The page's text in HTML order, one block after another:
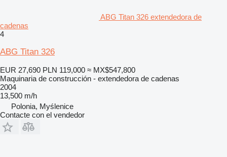
ABG Titan 326 extendedora de
cadenas
4
ABG Titan 326
EUR 27,690 PLN 119,000 ≈ MX$547,800
Maquinaria de construcción - extendedora de cadenas
2004
13,500 m/h
Polonia, Myślenice
Contacte con el vendedor